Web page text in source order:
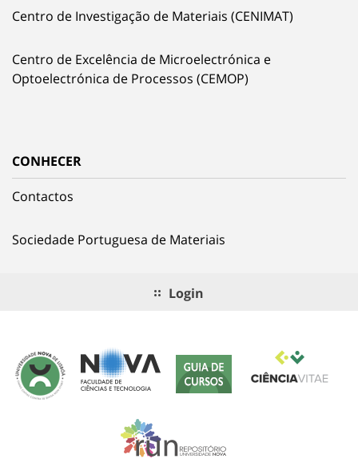
Centro de Investigação de Materiais (CENIMAT)
Centro de Excelência de Microelectrónica e
Optoelectrónica de Processos (CEMOP)
CONHECER
Contactos
Sociedade Portuguesa de Materiais
Login